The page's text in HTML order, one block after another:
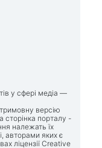
у сфері медіа —
версію
сторінка порталу -
належать їх
авторами яких є
ліцензії Creative